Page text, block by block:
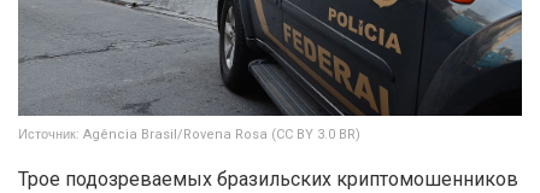
Источник: Agência Brasil/Rovena Rosa (CC BY 3.0 BR)
Трое подозреваемых бразильских криптомошенников